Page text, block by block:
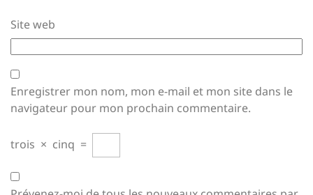
Site web
Enregistrer mon nom, mon e-mail et mon site dans le
navigateur pour mon prochain commentaire.
trois × cinq =